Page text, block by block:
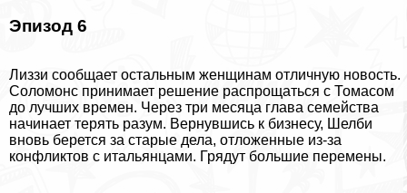
Эпизод 6
Лиззи сообщает остальным женщинам отличную новость.
Соломонс принимает решение распрощаться с Томасом
до лучших времен. Через три месяца глава семейства
начинает терять разум. Вернувшись к бизнесу, Шелби
вновь берется за старые дела, отложенные из-за
конфликтов с итальянцами. Грядут большие перемены.